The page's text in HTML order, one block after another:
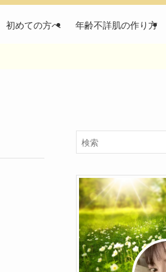
初めての方へ 年齢不詳肌の作り方